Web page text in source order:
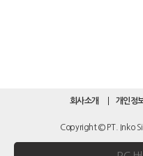
회사소개 개인정
Copyright © PT. Inko